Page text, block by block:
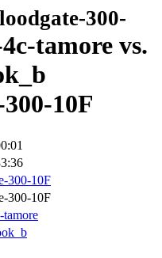
300-
tamore vs.
10F
300-10F
300-10F